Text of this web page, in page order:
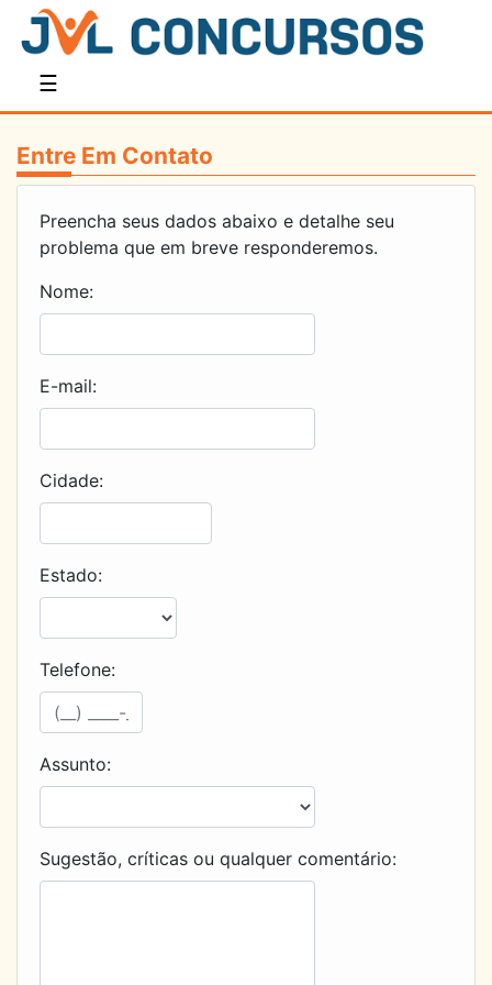
☰
Entre Em Contato
Preencha seus dados abaixo e detalhe seu
problema que em breve responderemos.
Nome:
E-mail:
Cidade:
Estado:
Telefone:
Assunto:
Sugestão, críticas ou qualquer comentário: